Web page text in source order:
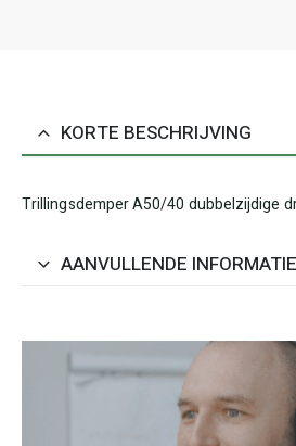
KORTE BESCHRIJVING
Trillingsdemper A50/40 dubbelzijdige
AANVULLENDE INFORMATIE